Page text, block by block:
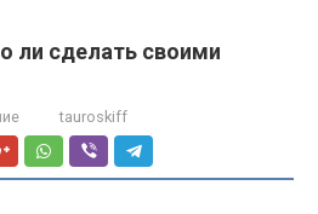
ли сделать своими
tauroskiff